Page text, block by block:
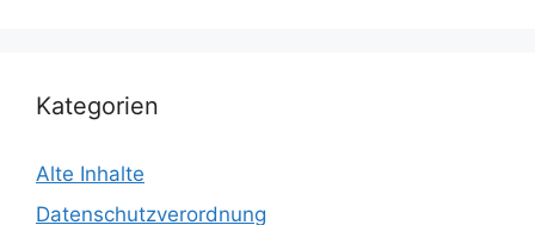
Kategorien
Alte Inhalte
Datenschutzverordnung